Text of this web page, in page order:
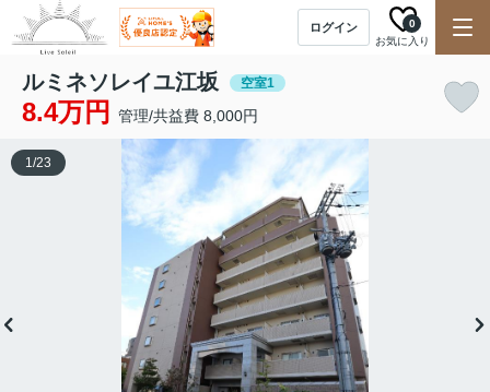
ログイン
お気に入り
0
ルミネソレイユ江坂 空室1
8.4万円 管理/共益費 8,000円
1/23